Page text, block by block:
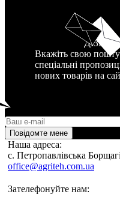
Вкажіть свою
спеціальні
нових товарів на
Повідомте мене
Наша адреса:
c. Петропавлівська
office@agriteh.com.ua
Зателефонуйте нам: